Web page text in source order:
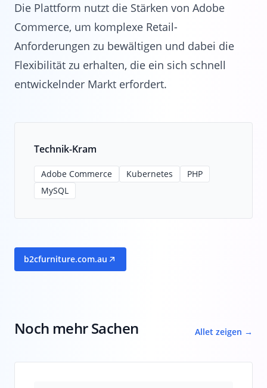
Die Plattform nutzt die Stärken von Adobe
Commerce, um komplexe Retail-
Anforderungen zu bewältigen und dabei die
Flexibilität zu erhalten, die ein sich schnell
entwickelnder Markt erfordert.
Technik-Kram
Adobe Commerce Kubernetes
PHP
MySQL
b2cfurniture.com.au
Noch mehr Sachen Allet zeigen →